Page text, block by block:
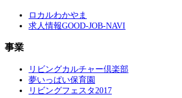
ロカルわかやま
求人情報GOOD-JOB-NAVI
事業
リビングカルチャー倶楽部
夢いっぱい保育園
リビングフェスタ2017